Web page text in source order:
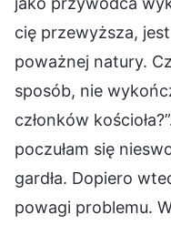
cię przewyższa,
poważnej natury.
sposób, nie
członków
poczułam się
gardła. Dopiero
powagi problemu.